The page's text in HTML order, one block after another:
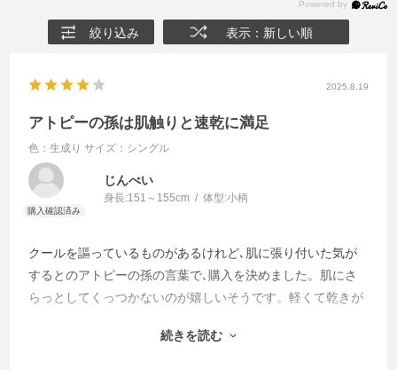
絞り込み 表示：新しい順
2025.8.19
アトピーの孫は肌触りと速乾に満足
色：生成り サイズ：シングル
じんべい
身長:151～155cm 体型:小柄
クールを謳っているものがあるけれど､肌に張り付いた気が
するとのアトピーの孫の言葉で､購入を決めました。肌にさ
らっとしてくっつかないのが嬉しいそうです。軽くて乾きが
客用に追加購入しました。続きを読む